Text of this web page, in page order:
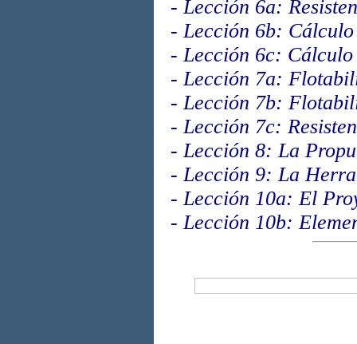
-Lección 6a:
-Lección 6b:
-Lección 6c: Cálculo
-Lección 7a:
-Lección 7b:
-Lección 7c:
-Lección 8: La
-Lección 9: La
-Lección 10a: El
-Lección 10b: